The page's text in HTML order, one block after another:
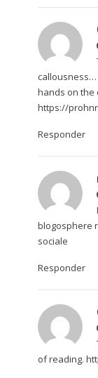
callousness…
hands on the
https://
Responder
blogosphere
sociale
Responder
of reading.